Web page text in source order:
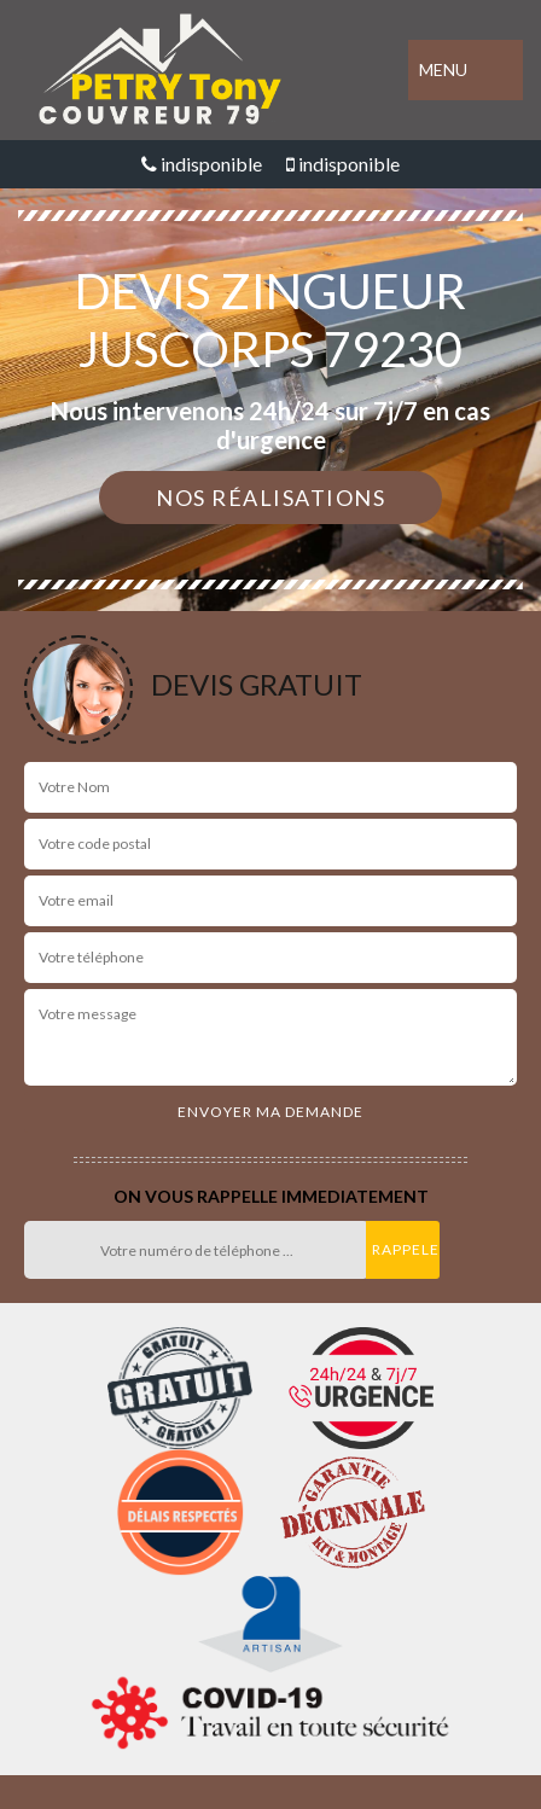
MENU
indisponible indisponible
DEVIS ZINGUEUR
JUSCORPS 79230
Nous intervenons 24h/24 sur 7j/7 en cas
d'urgence
NOS RÉALISATIONS
DEVIS GRATUIT
ON VOUS RAPPELLE IMMEDIATEMENT